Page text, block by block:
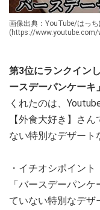
画像出典：YouTube/はっ
(https://www.youtube.com/
第3位にランクイン
ースデーパンケーキ
くれたのは、
【外食大好き】さ
ない特別なデザート
・イチオシポイン
「バースデーパン
ていない特別なデザ